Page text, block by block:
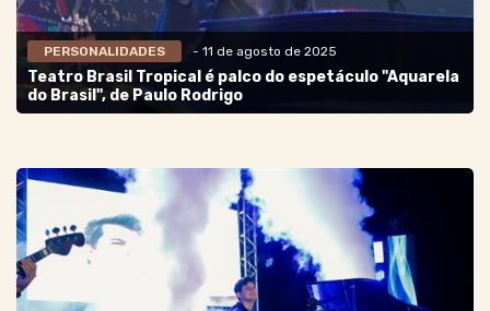
PERSONALIDADES - 11 de agosto de 2025
Teatro Brasil Tropical é palco do espetáculo "Aquarela
do Brasil", de Paulo Rodrigo